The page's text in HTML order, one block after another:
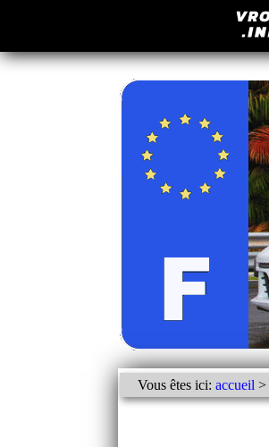
Vous êtes ici: accueil >